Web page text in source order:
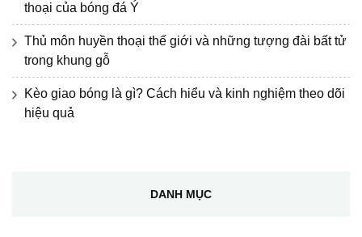
thoại của bóng đá Ý
Thủ môn huyền thoại thế giới và những tượng đài bất tử
trong khung gỗ
Kèo giao bóng là gì? Cách hiểu và kinh nghiệm theo dõi
hiệu quả
DANH MỤC